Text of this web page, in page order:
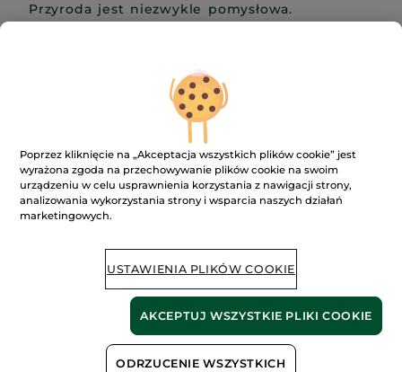
Przyroda jest niezwykle pomysłowa.
nawodnienie, chronić własne komórki, goić
się, pochłaniać energię lub stymulować swoją
Ta niezwykła naturalna „technologia” jest
wynikiem milionów lat adaptacji.
Poprzez kliknięcie na „Akceptacja wszystkich plików cookie” jest
wyrażona zgoda na przechowywanie plików cookie na swoim
urządzeniu w celu usprawnienia korzystania z nawigacji strony,
analizowania wykorzystania strony i wsparcia naszych działań
marketingowych.
USTAWIENIA PLIKÓW COOKIE
ODRZUCENIE WSZYSTKICH
AKCEPTUJ WSZYSTKIE PLIKI COOKIE